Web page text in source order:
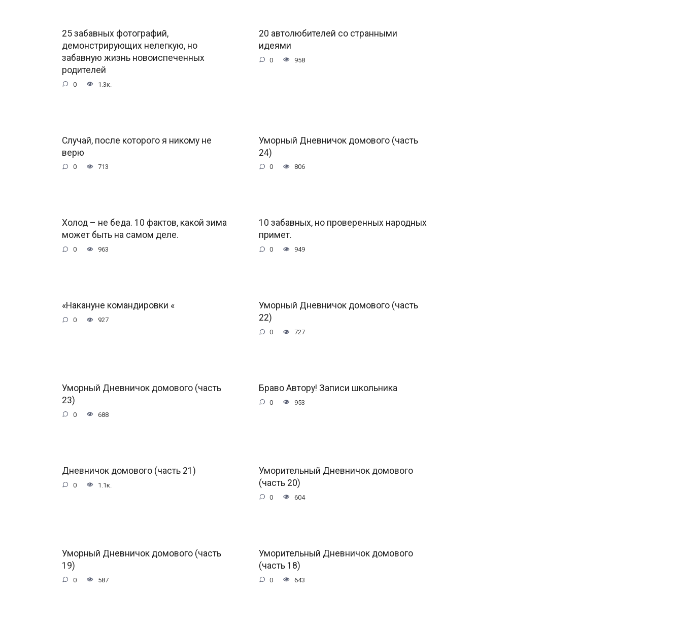
25 забавных фотографий,
демонстрирующих нелегкую, но
забавную жизнь новоиспеченных
родителей
0 1.3к.
20 автолюбителей со странными
идеями
0 958
Случай, после которого я никому не
верю
0 713
Уморный Дневничок домового (часть
24)
0 806
Холод – не беда. 10 фактов, какой зима
может быть на самом деле.
0 963
10 забавных, но проверенных народных
примет.
0 949
«Накануне командировки «
0 927
Уморный Дневничок домового (часть
22)
0 727
Уморный Дневничок домового (часть
23)
0 688
Браво Автору! Записи школьника
0 953
Дневничок домового (часть 21)
0 1.1к.
Уморительный Дневничок домового
(часть 20)
0 604
Уморный Дневничок домового (часть
19)
0 587
Уморительный Дневничок домового
(часть 18)
0 643